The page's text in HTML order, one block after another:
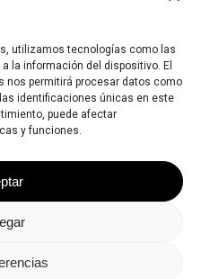
utilizamos tecnologías como las
la información del dispositivo. El
permitirá procesar datos como
identificaciones únicas en este
puede afectar
y funciones.